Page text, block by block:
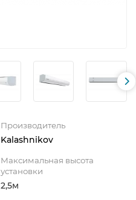
Производитель
Kalashnikov
Максимальная высота
установки
2,5м